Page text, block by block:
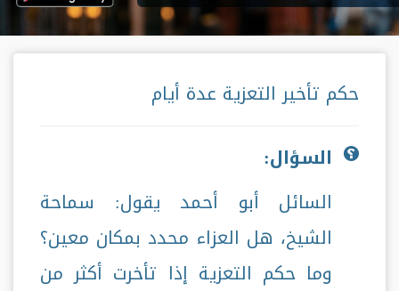
حكم تأخير التعزية عدة أيام
السؤال:
السائل أبو أحمد يقول: سماحة
الشيخ، هل العزاء محدد بمكان معين؟
وما حكم التعزية إذا تأخرت أكثر من